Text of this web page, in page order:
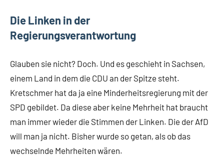
Die Linken in der
Regierungsverantwortung
Glauben sie nicht? Doch. Und es geschieht in Sachsen,
einem Land in dem die CDU an der Spitze steht.
Kretschmer hat da ja eine Minderheitsregierung mit der
SPD gebildet. Da diese aber keine Mehrheit hat braucht
man immer wieder die Stimmen der Linken. Die der AfD
will man ja nicht. Bisher wurde so getan, als ob das
wechselnde Mehrheiten wären.